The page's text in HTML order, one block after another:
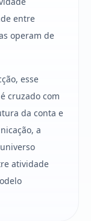
entre
operam de
esse
cruzado com
da conta e
a
atividade